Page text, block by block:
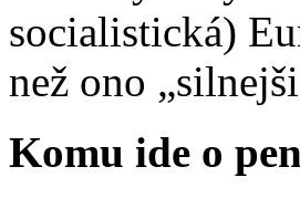
socialistická)
než ono
Komu ide o